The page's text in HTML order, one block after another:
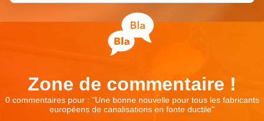
Zone de commentaire !
0 commentaires pour : "Une bonne nouvelle pour tous les fabricants
européens de canalisations en fonte ductile"